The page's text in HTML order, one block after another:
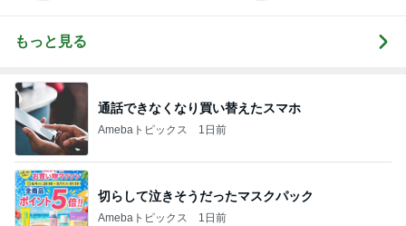
もっと見る
通話できなくなり買い替えたスマホ
Amebaトピックス 1日前
切らして泣きそうだったマスクパック
Amebaトピックス 1日前